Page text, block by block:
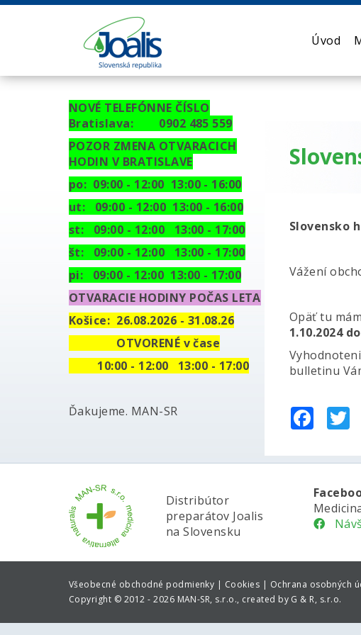
Úvod
Slovensko
Vážení
Opäť tu
1.10.2024
bulletinu
NOVÉ TELEFÓNNE ČÍSLO
Bratislava: 0902 485 559
POZOR ZMENA OTVARACICH
HODIN V BRATISLAVE
po: 09:00 - 12:00 13:00 - 16:00
ut: 09:00 - 12:00 13:00 - 16:00
st: 09:00 - 12:00 13:00 - 17:00
št: 09:00 - 12:00 13:00 - 17:00
pi: 09:00 - 12:00 13:00 - 17:00
OTVARACIE HODINY POČAS LETA
Košice: 26.08.2026 - 31.08.26
OTVORENÉ v čase
10:00 - 12:00 13:00 - 17:00
Ďakujeme. MAN-SR
Distribútor
preparátov Joalis
na Slovensku
Všeobecné obchodné podmienky | Cookies | Ochrana osobných
Copyright © 2012 - 2026 MAN-SR, s.r.o., created by G & R, s.r.o.